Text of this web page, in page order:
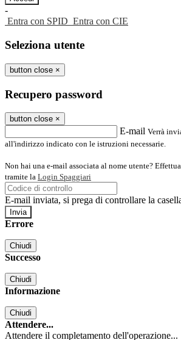
-
Entra con SPID Entra con CIE
Seleziona utente
button close ×
Recupero password
button close ×
E-mail Verrà
all'indirizzo indicato con le istruzioni necessarie.
Non hai una e-mail associata al nome utente?
tramite la Login Spaggiari
E-mail inviata, si prega di controllare la
Errore
Chiudi
Successo
Chiudi
Informazione
Chiudi
Attendere...
Attendere il completamento dell'operazione...